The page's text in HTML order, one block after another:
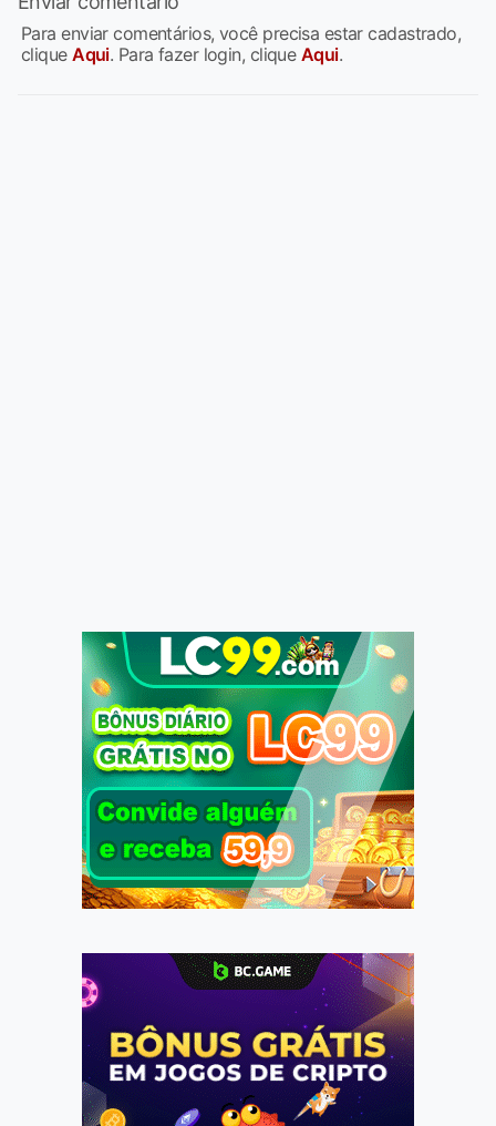
Para enviar comentários, você precisa estar cadastrado,
cliqueAqui. Para fazer login, clique Aqui.